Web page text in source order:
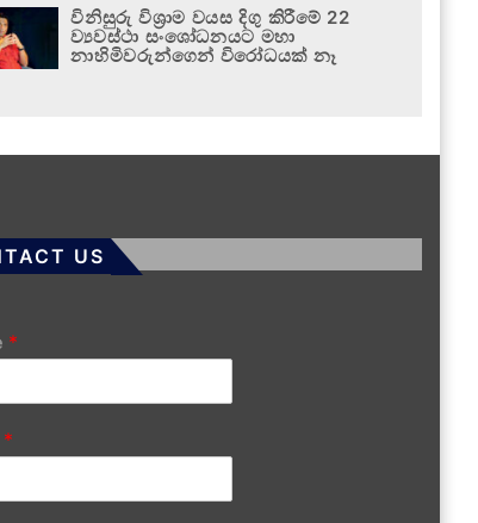
විනිසුරු විශ්‍රාම වයස දිගු කිරීමේ 22
ව්‍යවස්ථා සංශෝධනයට මහා
නාහිමිවරුන්ගෙන් විරෝධයක් නෑ
US
*
*